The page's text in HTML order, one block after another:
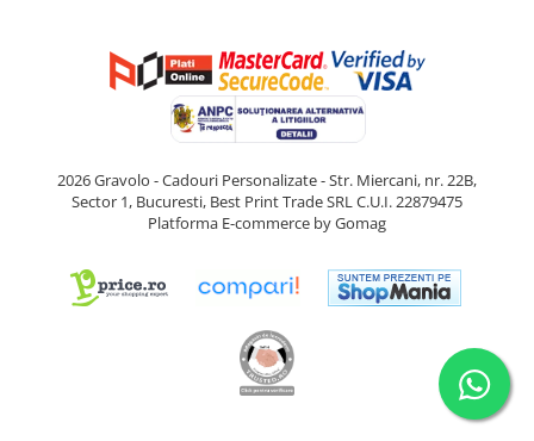
2026 Gravolo - Cadouri Personalizate - Str. Miercani, nr. 22B,
Sector 1, Bucuresti, Best Print Trade SRL C.U.I. 22879475
Platforma E-commerce by Gomag